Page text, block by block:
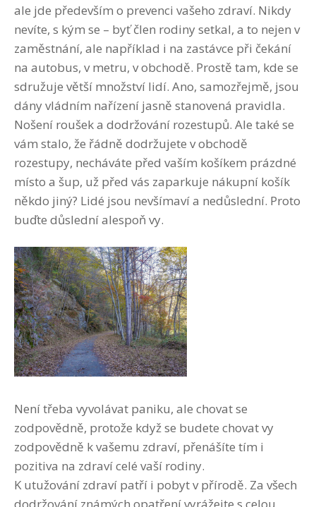
ale jde především o prevenci vašeho zdraví. Nikdy
nevíte, s kým se – byť člen rodiny setkal, a to nejen v
zaměstnání, ale například i na zastávce při čekání
na autobus, v metru, v obchodě. Prostě tam, kde se
sdružuje větší množství lidí. Ano, samozřejmě, jsou
dány vládním nařízení jasně stanovená pravidla.
Nošení roušek a dodržování rozestupů. Ale také se
vám stalo, že řádně dodržujete v obchodě
rozestupy, necháváte před vaším košíkem prázdné
místo a šup, už před vás zaparkuje nákupní košík
někdo jiný? Lidé jsou nevšímaví a nedůslední. Proto
buďte důslední alespoň vy.
Není třeba vyvolávat paniku, ale chovat se
zodpovědně, protože když se budete chovat vy
zodpovědně k vašemu zdraví, přenášíte tím i
pozitiva na zdraví celé vaší rodiny.
K utužování zdraví patří i pobyt v přírodě. Za všech